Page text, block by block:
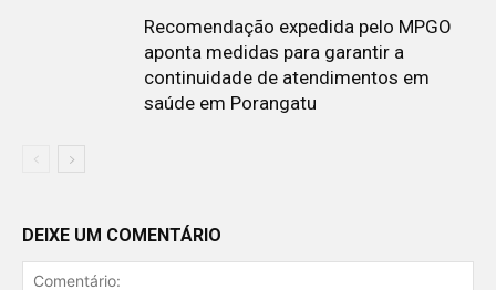
Recomendação expedida pelo MPGO
aponta medidas para garantir a
continuidade de atendimentos em
saúde em Porangatu
DEIXE UM COMENTÁRIO